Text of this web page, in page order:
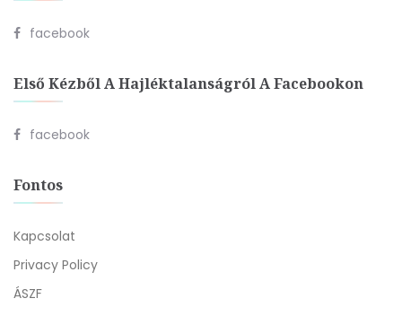
facebook
Első Kézből A Hajléktalanságról A Facebookon
facebook
Fontos
Kapcsolat
Privacy Policy
ÁSZF